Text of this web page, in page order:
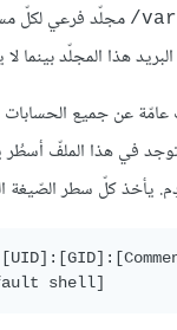
مجلّد فرعي لكلّ
هذا المجلّد بينما
عامّة عن جميع
في هذا الملفّ أسطُر
كلّ سطر الصّيغة
shell]